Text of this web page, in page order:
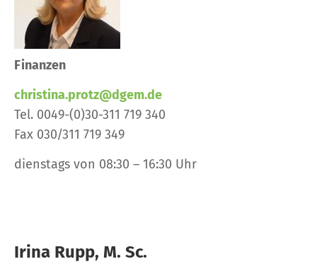
Finanzen
christina.protz@dgem.de
Tel. 0049-(0)30-311 719 340
Fax 030/311 719 349
dienstags von 08:30 – 16:30 Uhr
Irina Rupp, M. Sc.